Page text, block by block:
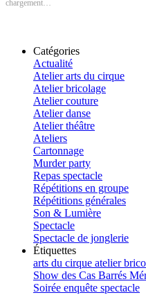
chargement…
Catégories
Actualité
Atelier arts du cirque
Atelier bricolage
Atelier couture
Atelier danse
Atelier théâtre
Ateliers
Cartonnage
Murder party
Repas spectacle
Répétitions en groupe
Répétitions générales
Son & Lumière
Spectacle
Spectacle de jonglerie
Étiquettes
arts du cirque atelier
Show des Cas Barrés
Soirée enquête spectacle